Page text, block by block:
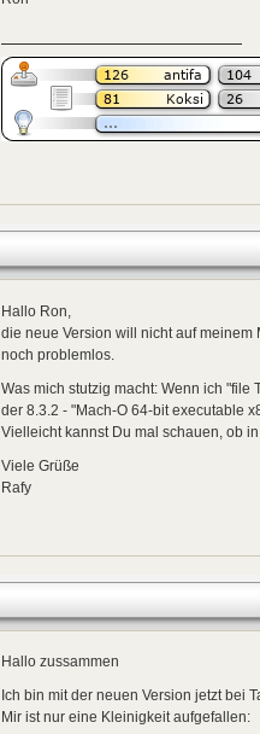
Hallo Ron,
die neue Version will nicht auf meinem
noch problemlos.
Was mich stutzig macht: Wenn ich "file
der 8.3.2 - "Mach-O 64-bit executable
Vielleicht kannst Du mal schauen, ob
Viele Grüße
Rafy
Hallo zussammen
Ich bin mit der neuen Version jetzt bei
Mir ist nur eine Kleinigkeit aufgefallen: